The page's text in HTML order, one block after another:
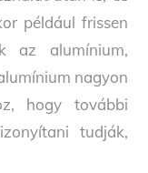
például frissen
az alumínium,
nagyon
hogy további
tudják,